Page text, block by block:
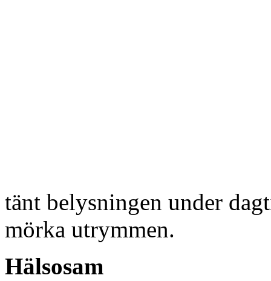
tänt belysningen under
mörka utrymmen.
Hälsosam